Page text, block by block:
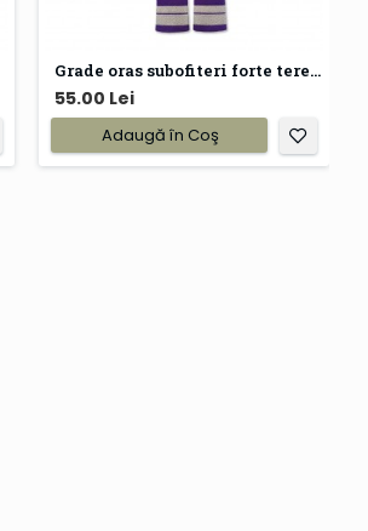
Grade oras subofiteri forte terestre
55.00 Lei
Adaugă în Coş